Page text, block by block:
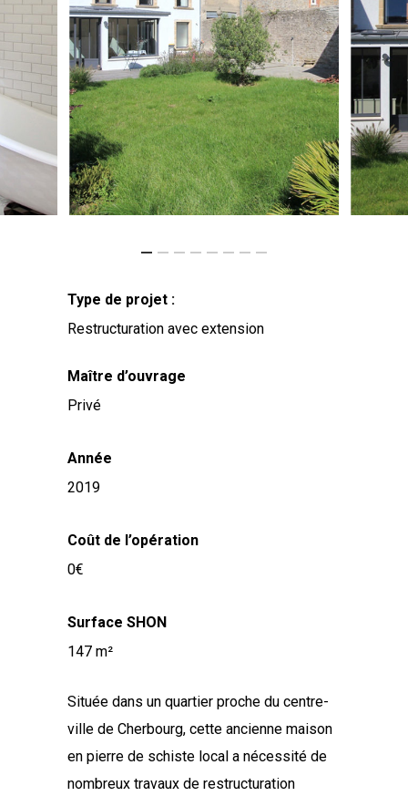
Type de projet :
Restructuration avec extension
Maître d’ouvrage
Privé
Année
2019
Coût de l’opération
0
Surface SHON
147
Située dans un quartier proche du centre-
ville de Cherbourg, cette ancienne maison
en pierre de schiste local a nécessité de
nombreux travaux de restructuration